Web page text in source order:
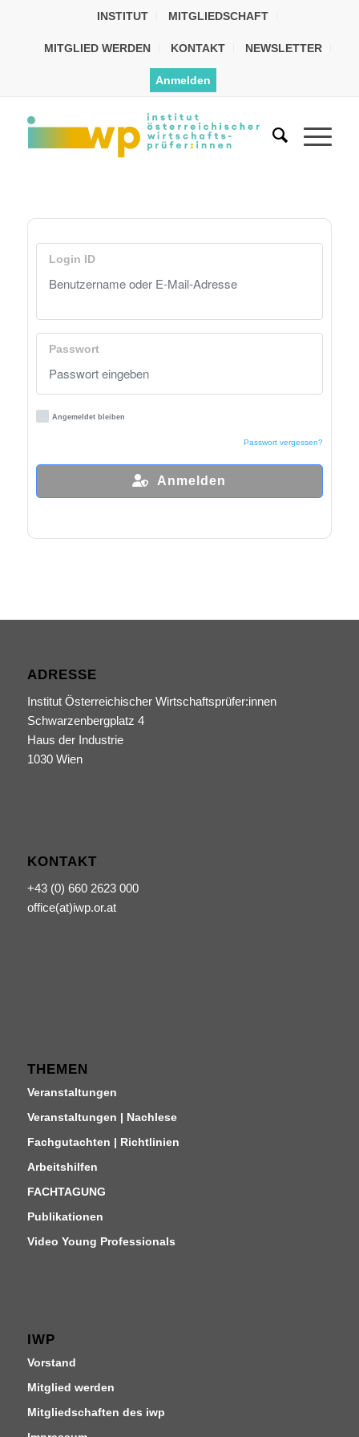
INSTITUT MITGLIEDSCHAFT
MITGLIED WERDEN KONTAKT NEWSLETTER
Anmelden
Login ID
Passwort
Angemeldet bleiben
Passwort vergessen?
Anmelden
ADRESSE
Institut Österreichischer Wirtschaftsprüfer:innen
Schwarzenbergplatz 4
Haus der Industrie
1030 Wien
KONTAKT
+43 (0) 660 2623 000
office(at)iwp.or.at
THEMEN
Veranstaltungen
Veranstaltungen | Nachlese
Fachgutachten | Richtlinien
Arbeitshilfen
FACHTAGUNG
Publikationen
Video Young Professionals
IWP
Vorstand
Mitglied werden
Mitgliedschaften des iwp